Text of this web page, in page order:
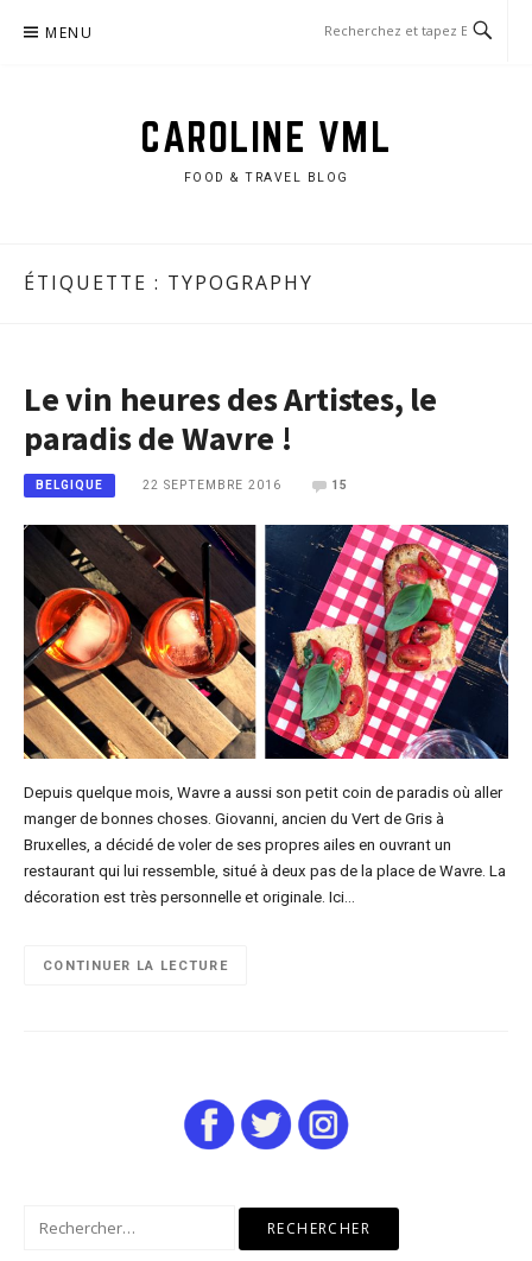
MENU
CAROLINE VML
FOOD & TRAVEL BLOG
ÉTIQUETTE : TYPOGRAPHY
Le vin heures des Artistes, le
paradis de Wavre !
BELGIQUE 22 SEPTEMBRE 2016 15
Depuis quelque mois, Wavre a aussi son petit coin de paradis où aller
manger de bonnes choses. Giovanni, ancien du Vert de Gris à
Bruxelles, a décidé de voler de ses propres ailes en ouvrant un
restaurant qui lui ressemble, situé à deux pas de la place de Wavre. La
décoration est très personnelle et originale. Ici…
CONTINUER LA LECTURE